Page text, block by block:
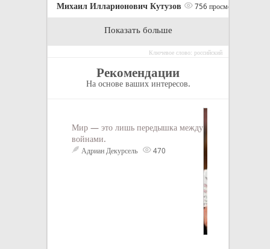
Михаил Илларионович Кутузов 756 просмотров
Показать больше
Ключевое слово: российский
Рекомендации
На основе ваших интересов.
Мир — это лишь передышка между
войнами.
Адриан Декурсель 470